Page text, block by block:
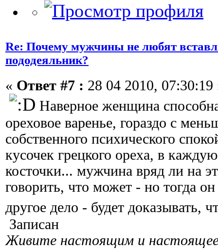
Re: Почему мужчины не любят
пододеяльник?
« Ответ #7 : 28 04 2010, 07:30:19
Наверное женщина
ореховое варенье, гораздо с
собственного психического
кусочек грецкого ореха, в
косточки... мужчина вряд ли на
говорить, что может - но тогда он
другое дело - будет доказывать,
Записан
Живите настоящим и